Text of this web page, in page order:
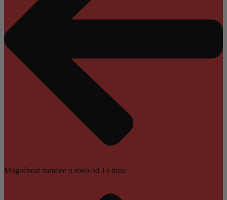
Mogućnost zamene u roku od 14 dana